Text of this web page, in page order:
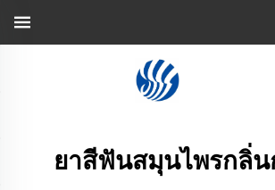
ยาสีฟันสมุนไพรกลิ่